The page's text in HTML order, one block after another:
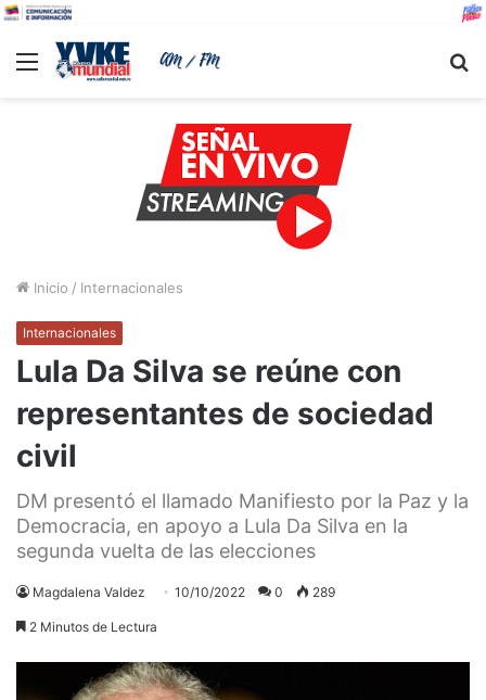
Menu
Inicio / Internacionales
Internacionales
Lula Da Silva se reúne con
representantes de sociedad
civil
DM presentó el llamado Manifiesto por la Paz y la
Democracia, en apoyo a Lula Da Silva en la
segunda vuelta de las elecciones
Magdalena Valdez 10/10/2022 0 289
2 Minutos de Lectura